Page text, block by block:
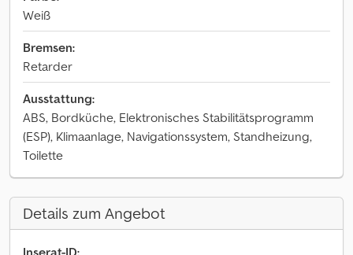
Weiß
Bremsen:
Retarder
Ausstattung:
ABS, Bordküche, Elektronisches Stabilitätsprogramm
(ESP), Klimaanlage, Navigationssystem, Standheizung,
Toilette
Details zum Angebot
Inserat-ID: